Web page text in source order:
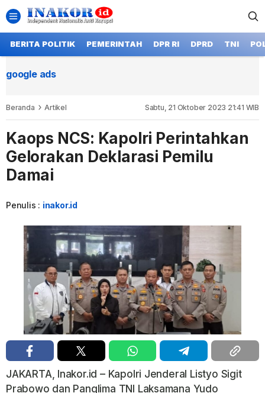
BERITA POLITIK PEMERINTAH DPR RI DPRD TNI
google ads
Beranda Artikel Sabtu, 21 Oktober 2023 21:41 WIB
Kaops NCS: Kapolri Perintahkan
Gelorakan Deklarasi Pemilu
Damai
Penulis : inakor.id
JAKARTA, Inakor.id – Kapolri Jenderal Listyo Sigit
Prabowo dan Panglima TNI Laksamana Yudo